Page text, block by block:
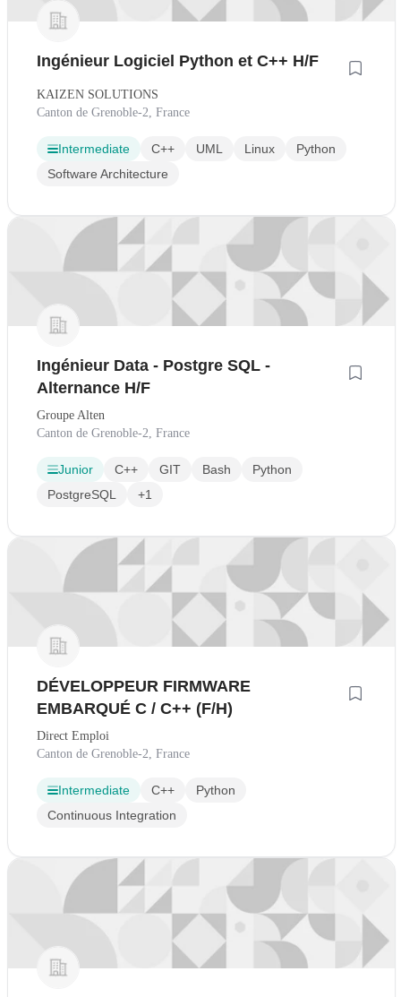
Ingénieur Logiciel Python et C++ H/F
KAIZEN SOLUTIONS
Canton de Grenoble-2, France
Intermediate C++ UML Linux
Python
Software Architecture
Ingénieur Data - Postgre SQL -
Alternance H/F
Groupe Alten
Canton de Grenoble-2, France
Junior C++ GIT Bash
Python
PostgreSQL
+1
DÉVELOPPEUR FIRMWARE
EMBARQUÉ C / C++ (F/H)
Direct Emploi
Canton de Grenoble-2, France
Intermediate C++
Python
Continuous Integration